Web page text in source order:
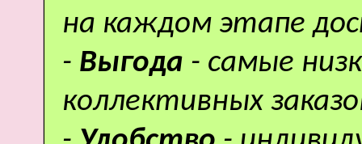
на каждом этапе
- Выгода - самые
коллективных